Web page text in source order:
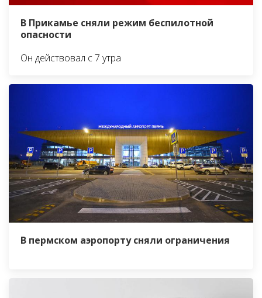
В Прикамье сняли режим беспилотной
опасности
Он действовал с 7 утра
В пермском аэропорту сняли ограничения